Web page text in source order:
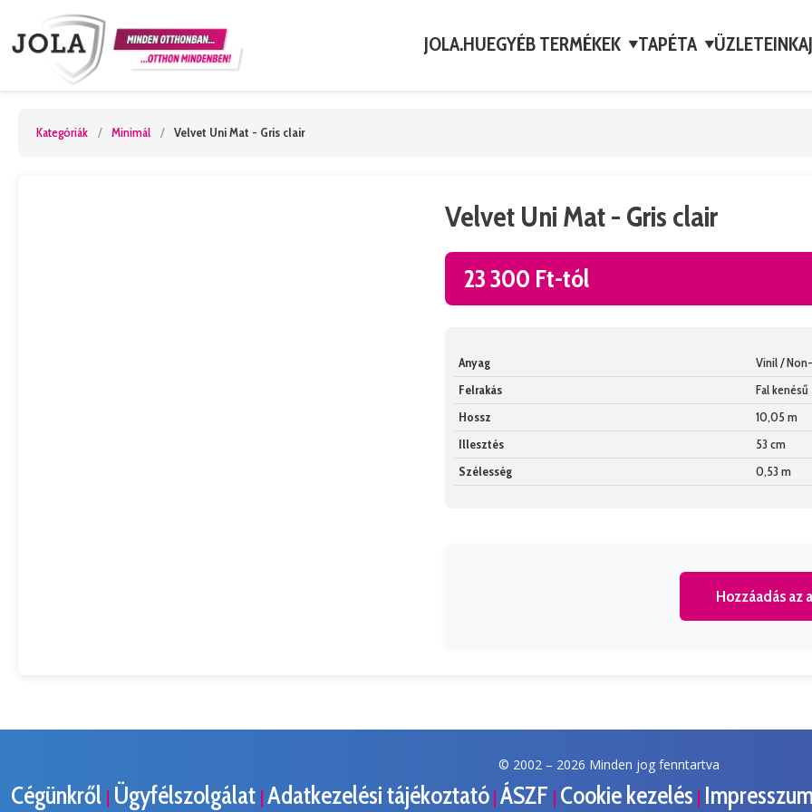
JOLA.HUEGYÉB TERMÉKEK ▼TAPÉTA ▼ÜZLETEINK
Kategóriák / Minimál / Velvet Uni Mat - Gris clair
Velvet Uni Mat - Gris clair
23 300 Ft-tól
Anyag
Vinil /
Felrakás
Fal kenésű
Hossz
10,05 m
Illesztés
53 cm
Szélesség
0,53 m
Hozzáadás az
© 2002 – 2026 Minden jog fenntartva
Cégünkről | Ügyfélszolgálat | Adatkezelési tájékoztató | ÁSZF | Cookie kezelés |